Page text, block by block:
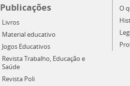
Publicações
Livros
Material educativo
Jogos Educativos
Revista Trabalho, Educação e
Saúde
Revista Poli
O